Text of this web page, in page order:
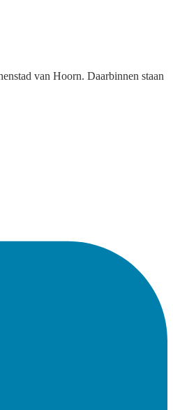
van Hoorn. Daarbinnen staan